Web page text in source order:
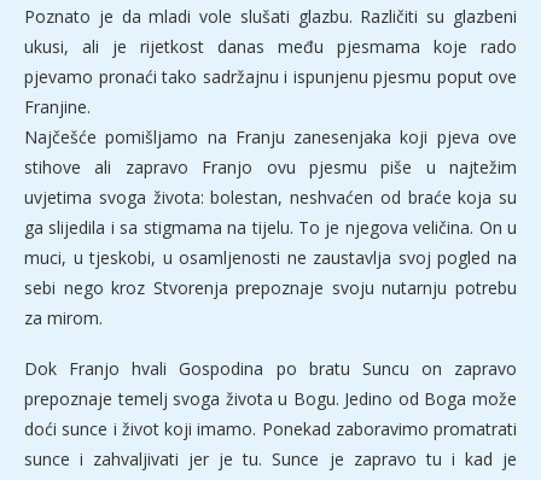
Poznato je da mladi vole slušati glazbu. Različiti su glazbeni
ukusi, ali je rijetkost danas među pjesmama koje rado
pjevamo pronaći tako sadržajnu i ispunjenu pjesmu poput ove
Franjine.
Najčešće pomišljamo na Franju zanesenjaka koji pjeva ove
stihove ali zapravo Franjo ovu pjesmu piše u najtežim
uvjetima svoga života: bolestan, neshvaćen od braće koja su
ga slijedila i sa stigmama na tijelu. To je njegova veličina. On u
muci, u tjeskobi, u osamljenosti ne zaustavlja svoj pogled na
sebi nego kroz Stvorenja prepoznaje svoju nutarnju potrebu
za mirom.
Dok Franjo hvali Gospodina po bratu Suncu on zapravo
prepoznaje temelj svoga života u Bogu. Jedino od Boga može
doći sunce i život koji imamo. Ponekad zaboravimo promatrati
sunce i zahvaljivati jer je tu. Sunce je zapravo tu i kad je